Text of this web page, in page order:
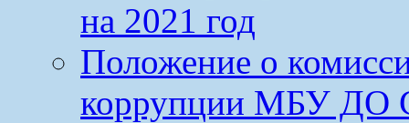
на 2021 год
Положение о
коррупции МБУ ДО